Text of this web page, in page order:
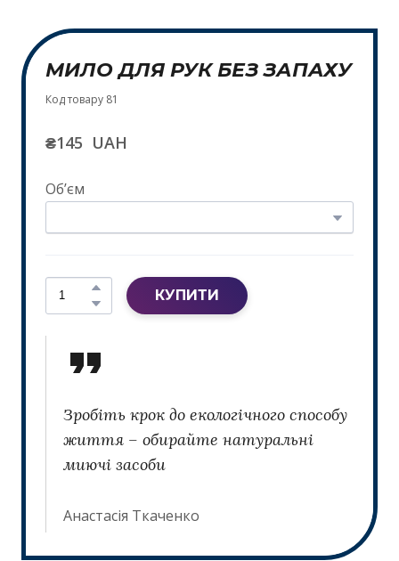
МИЛО ДЛЯ РУК БЕЗ ЗАПАХУ
Код товару 81
₴145  UAH
Обʼєм
КУПИТИ
Зробіть крок до екологічного способу
життя – обирайте натуральні
миючі засоби
Анастасія Ткаченко